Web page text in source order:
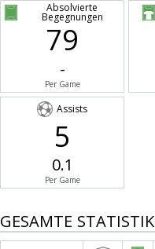
Absolvierte
Begegnungen
79
-
Per Game
Assists
5
0.1
Per Game
GESAMTE STATISTIK